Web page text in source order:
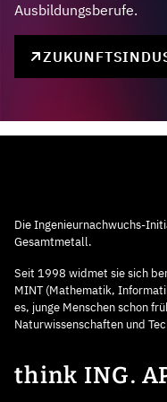
Ausbildungsberufe.
Die Ingenieurnachwuchs-
Gesamtmetall.
Seit 1998 widmet sie sich
MINT (Mathematik,
es, junge Menschen schon
Naturwissenschaften und
think ING.